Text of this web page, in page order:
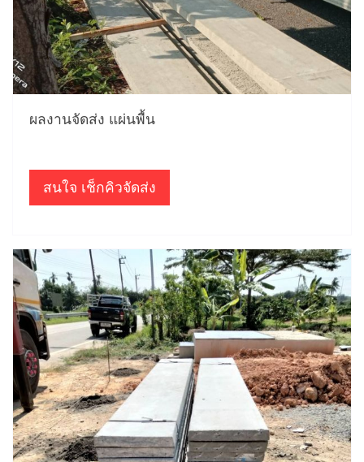
ผลงานจัดส่ง แผ่นพื้น
สนใจ เช็กคิวจัดส่ง